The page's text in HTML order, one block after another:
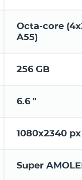
Octa-core
A55)
256 GB
6.6 "
1080x2340 px
Super